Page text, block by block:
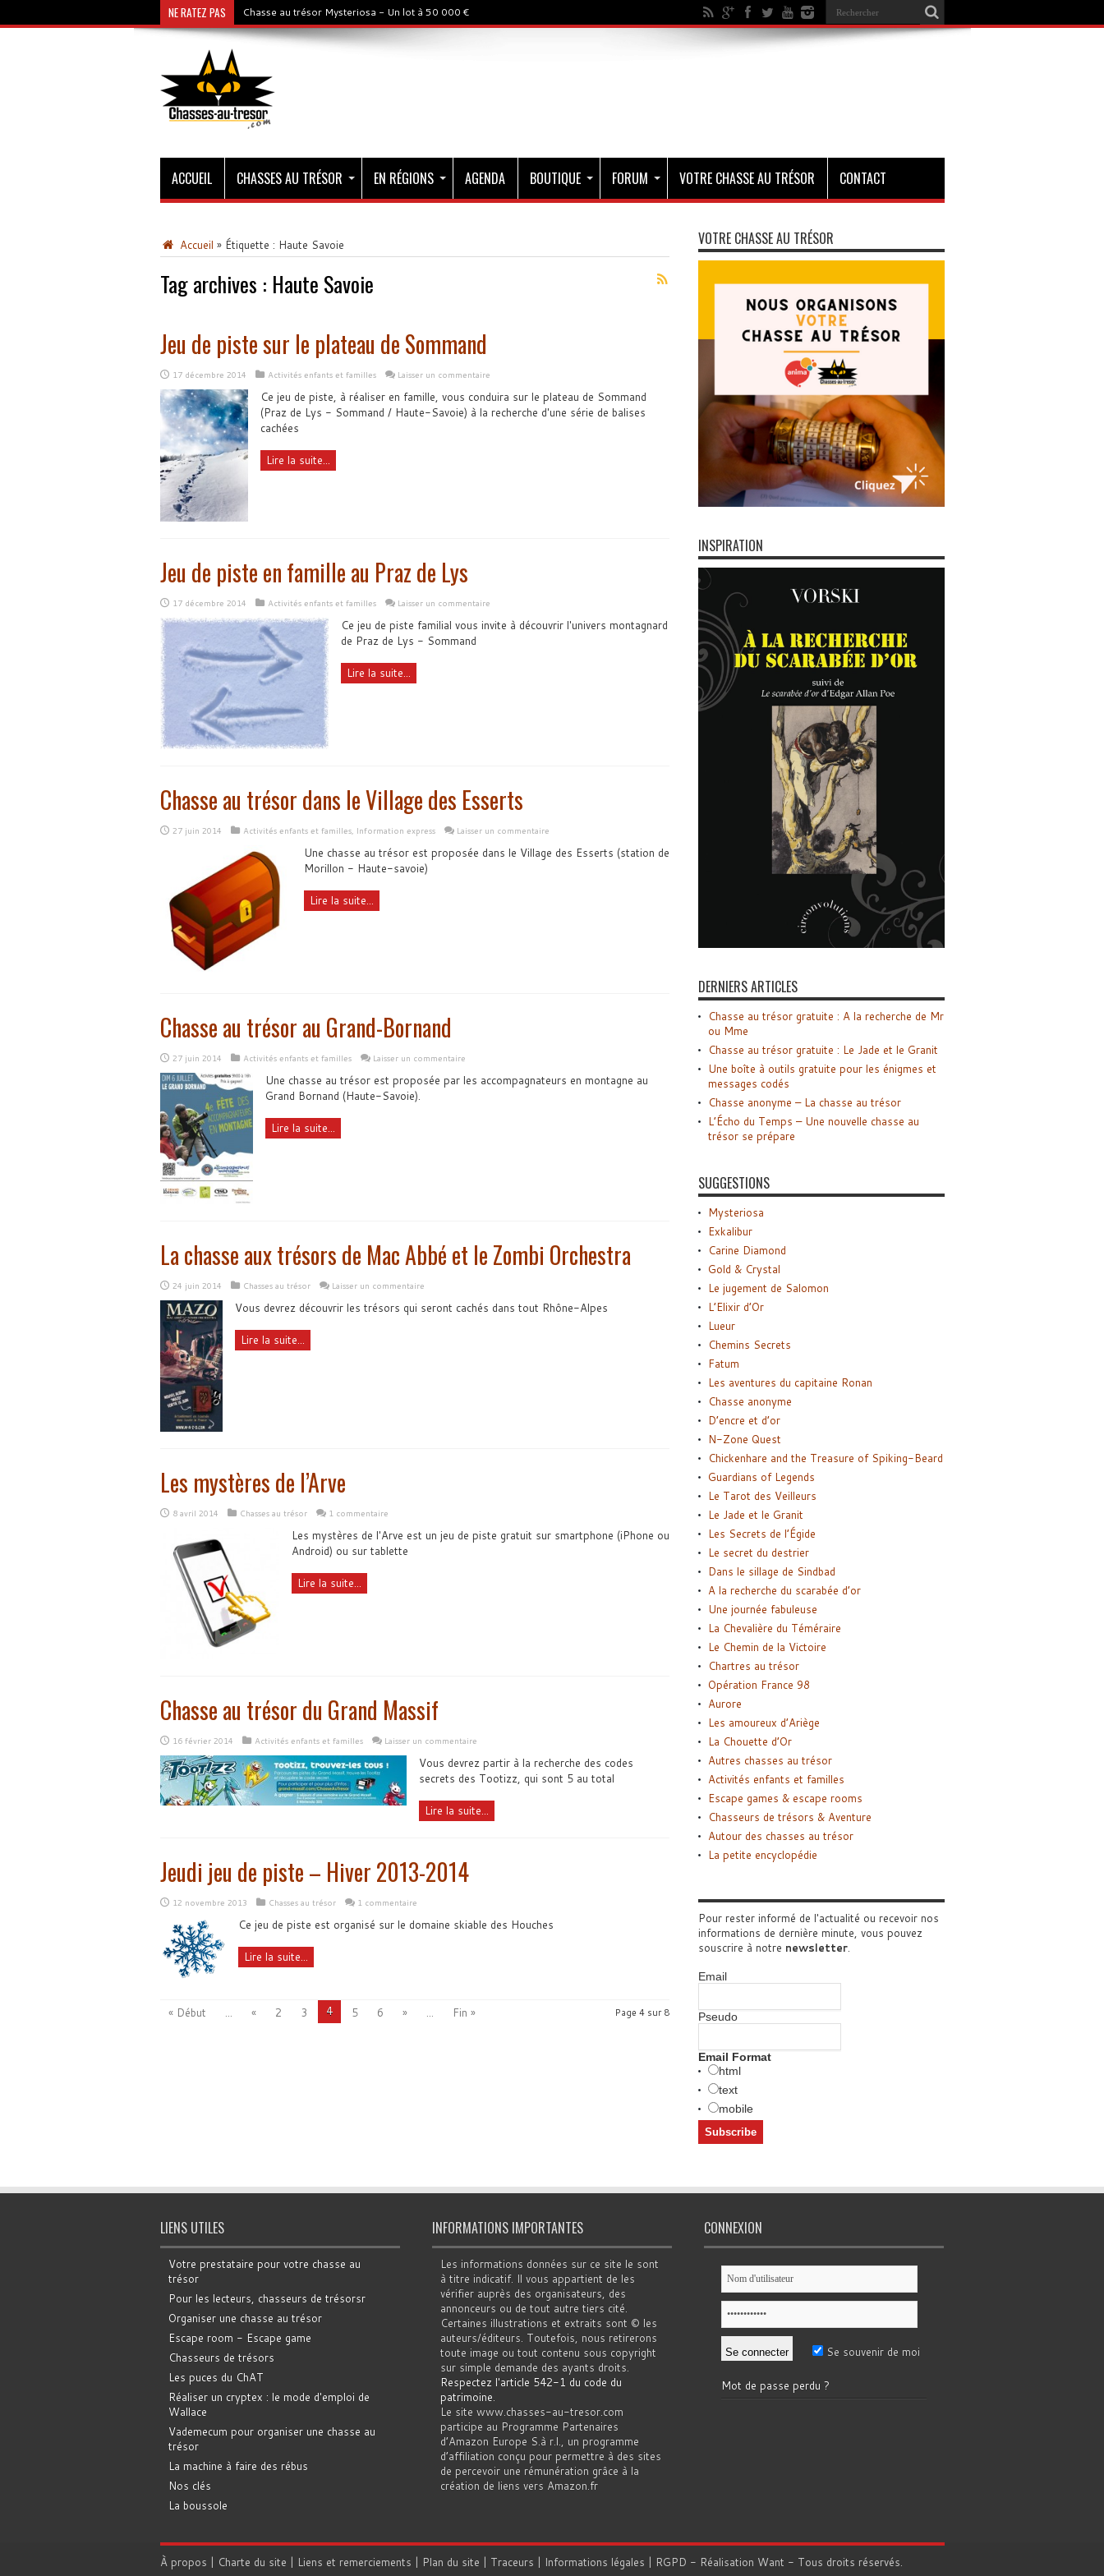
NE RATEZ PAS Chasse au trésor Mysteriosa - Un lot à 50 000 €
ACCUEIL CHASSES AU TRÉSOR EN RÉGIONS AGENDA BOUTIQUE FORUM VOTRE CHASSE AU TRÉSOR CONTACT
Accueil » Étiquette : Haute Savoie
Tag archives : Haute Savoie
Jeu de piste sur le plateau de Sommand
17 décembre 2014 Activités enfants et familles Laisser un commentaire
Ce jeu de piste, à réaliser en famille, vous conduira sur le plateau de Sommand
(Praz de Lys - Sommand / Haute-Savoie) à la recherche d'une série de balises
cachées
Lire la suite...
Jeu de piste en famille au Praz de Lys
17 décembre 2014 Activités enfants et familles Laisser un commentaire
Ce jeu de piste familial vous invite à découvrir l'univers montagnard
de Praz de Lys - Sommand
Lire la suite...
Chasse au trésor dans le Village des Esserts
27 juin 2014 Activités enfants et familles, Information express Laisser un commentaire
Une chasse au trésor est proposée dans le Village des Esserts (station de
Morillon - Haute-savoie)
Lire la suite...
Chasse au trésor au Grand-Bornand
27 juin 2014 Activités enfants et familles Laisser un commentaire
Une chasse au trésor est proposée par les accompagnateurs en montagne au
Grand Bornand (Haute-Savoie).
Lire la suite...
La chasse aux trésors de Mac Abbé et le Zombi Orchestra
24 juin 2014 Chasses au trésor Laisser un commentaire
Vous devrez découvrir les trésors qui seront cachés dans tout Rhône-Alpes
Lire la suite...
Les mystères de l’Arve
8 avril 2014 Chasses au trésor 1 commentaire
Les mystères de l'Arve est un jeu de piste gratuit sur smartphone (iPhone ou
Android) ou sur tablette
Lire la suite...
Chasse au trésor du Grand Massif
16 février 2014 Activités enfants et familles Laisser un commentaire
Vous devrez partir à la recherche des codes
secrets des Tootizz, qui sont 5 au total
Lire la suite...
Jeudi jeu de piste – Hiver 2013-2014
12 novembre 2013 Chasses au trésor 1 commentaire
Ce jeu de piste est organisé sur le domaine skiable des Houches
Lire la suite...
Page 4 sur 8
« Début ... « 2 3 4 5 6 » ... Fin »
VOTRE CHASSE AU TRÉSOR
INSPIRATION
DERNIERS ARTICLES
Chasse au trésor gratuite : A la recherche de Mr
ou Mme
Chasse au trésor gratuite : Le Jade et le Granit
Une boîte à outils gratuite pour les énigmes et
messages codés
Chasse anonyme – La chasse au trésor
L’Écho du Temps – Une nouvelle chasse au
trésor se prépare
SUGGESTIONS
Mysteriosa
Exkalibur
Carine Diamond
Gold & Crystal
Le jugement de Salomon
L’Elixir d’Or
Lueur
Chemins Secrets
Fatum
Les aventures du capitaine Ronan
Chasse anonyme
D’encre et d’or
N-Zone Quest
Chickenhare and the Treasure of Spiking-Beard
Guardians of Legends
Le Tarot des Veilleurs
Le Jade et le Granit
Les Secrets de l’Égide
Le secret du destrier
Dans le sillage de Sindbad
A la recherche du scarabée d’or
Une journée fabuleuse
La Chevalière du Téméraire
Le Chemin de la Victoire
Chartres au trésor
Opération France 98
Aurore
Les amoureux d’Ariège
La Chouette d’Or
Autres chasses au trésor
Activités enfants et familles
Escape games & escape rooms
Chasseurs de trésors & Aventure
Autour des chasses au trésor
La petite encyclopédie
Pour rester informé de l'actualité ou recevoir nos
informations de dernière minute, vous pouvez
souscrire à notre newsletter.
Email
Pseudo
Email Format
html
text
mobile
LIENS UTILES
Votre prestataire pour votre chasse au
trésor
Pour les lecteurs, chasseurs de trésorsr
Organiser une chasse au trésor
Escape room - Escape game
Chasseurs de trésors
Les puces du ChAT
Réaliser un cryptex : le mode d'emploi de
Wallace
Vademecum pour organiser une chasse au
trésor
La machine à faire des rébus
Nos clés
La boussole
INFORMATIONS IMPORTANTES
Les informations données sur ce site le sont
à titre indicatif. Il vous appartient de les
vérifier auprès des organisateurs, des
annonceurs ou de tout autre tiers cité.
Certaines illustrations et extraits sont © les
auteurs/éditeurs. Toutefois, nous retirerons
toute image ou tout contenu sous copyright
sur simple demande des ayants droits.
Respectez l'article 542-1 du code du
patrimoine.
Le site www.chasses-au-tresor.com
participe au Programme Partenaires
d’Amazon Europe S.à r.l., un programme
d’affiliation conçu pour permettre à des sites
de percevoir une rémunération grâce à la
création de liens vers Amazon.fr
CONNEXION
Se souvenir de moi
Mot de passe perdu ?
À propos | Charte du site | Liens et remerciements | Plan du site | Traceurs | Informations légales | RGPD - Réalisation Want - Tous droits réservés.